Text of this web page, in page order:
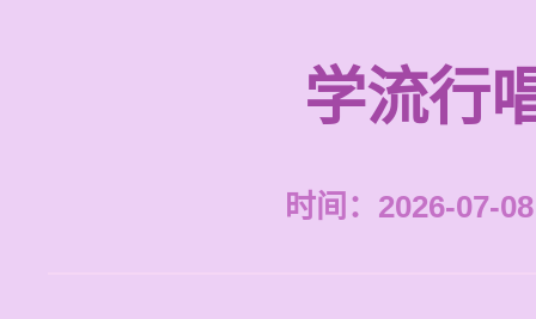
学流行
时间：2026-07-